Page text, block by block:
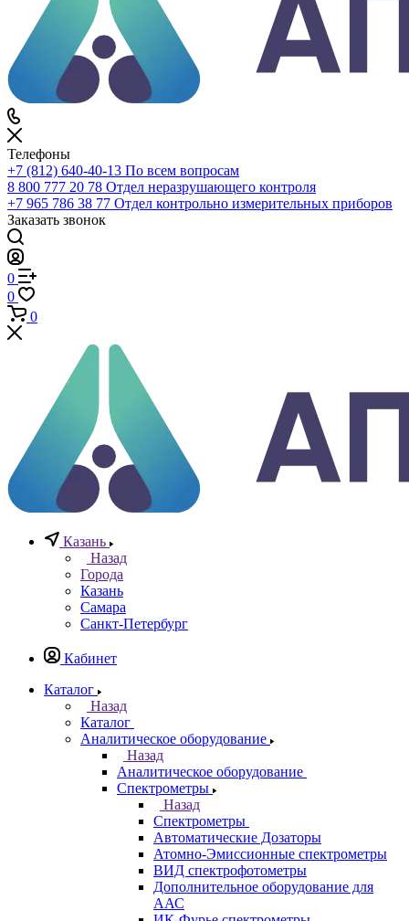
Избранное
0
Корзина
Телефоны
+7 (812) 640-40-13
8 800 777 20 78
+7 965 786 38 77
Заказать звонок
0
Казань
Города
Казань
Самара
Санкт-Петербург
Кабинет
Аналитическое оборудование
Назад
Аналитическое оборудование
Спектрометры